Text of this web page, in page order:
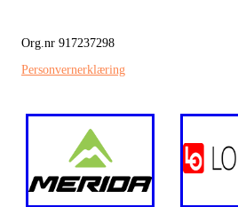
Org.nr 917237298
Personvernerklæring